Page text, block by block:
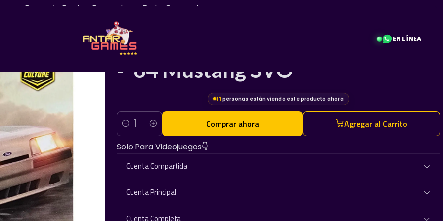
EN LÍNEA
¡Pregunta Por Las Promociones De La Semana!
|
Hot Wheels Premium (Power Trip)
- '84 Mustang SVO
11 personas están viendo este producto ahora
Cantidad Agregar al Carrito
Comprar ahora
Solo Para Videojuegos👇
Cuenta Compartida
Cuenta Principal
Cuenta Completa